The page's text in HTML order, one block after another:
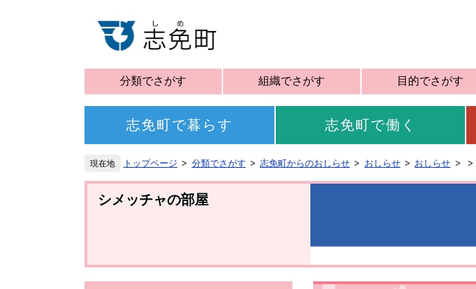
分類でさがす 組織でさがす 目的でさがす
志免町で暮らす 志免町で働く
トップページ 分類でさがす 志免町からのおしらせ おしらせ おしらせ >
シメッチャの部屋